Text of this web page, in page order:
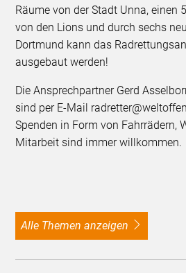
Räume von der Stadt Unna, einen
von den Lions und durch sechs
Dortmund kann das
ausgebaut werden!
Die Ansprechpartner Gerd
sind per E-Mail
Spenden in Form von Fahrrädern,
Mitarbeit sind immer willkommen.
alle Themen anzeigen